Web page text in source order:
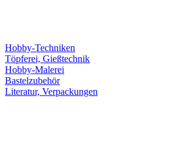
Hobby-Techniken
Töpferei, Gießtechnik
Hobby-Malerei
Bastelzubehör
Literatur, Verpackungen